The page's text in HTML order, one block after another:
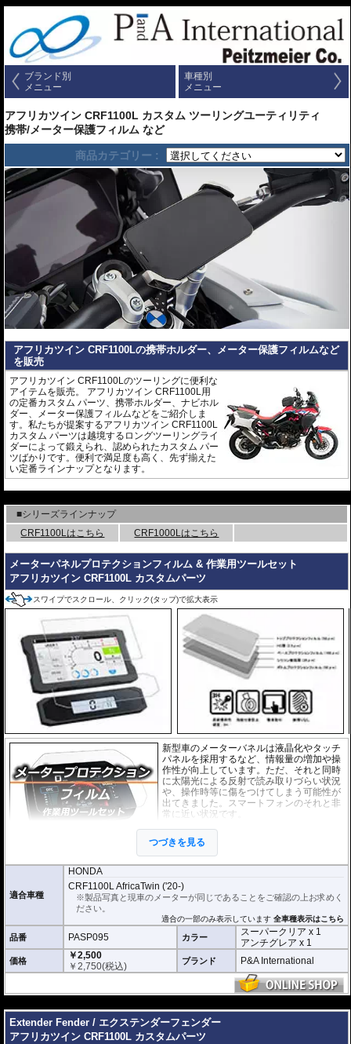
ブランド別
メニュー
車種別
メニュー
アフリカツイン CRF1100L カスタム ツーリングユーティリティ
携帯/メーター保護フィルム など
商品カテゴリー :
アフリカツイン CRF1100Lの携帯ホルダー、メーター保護フィルムなど
を販売
アフリカツイン CRF1100Lのツーリングに便利な
アイテムを販売。 アフリカツイン CRF1100L用
の定番カスタム パーツ、携帯ホルダー、ナビホル
ダー、メーター保護フィルムなどをご紹介しま
す。私たちが提案するアフリカツイン CRF1100L
カスタム パーツは越境するロングツーリングライ
ダーによって鍛えられ、認められたカスタム パー
ツばかりです。便利で満足度も高く、先ず揃えた
い定番ラインナップとなります。
■シリーズラインナップ
CRF1100Lはこちら
CRF1000Lはこちら
メーターパネルプロテクションフィルム & 作業用ツールセット
アフリカツイン CRF1100L カスタムパーツ
スワイプでスクロール、クリック(タップ)で拡大表示
新型車のメーターバネルは液晶化やタッチ
パネルを採用するなど、情報量の増加や操
作性が向上しています。ただ、それと同時
に太陽光による反射で読み取りづらい状況
や、操作時等に傷をつけてしまう可能性が
出てきました。スマートフォンのそれと非
常に近い状況です。
このメーターパネルプロテクションフィル
ムは不要な傷や汚れからメーターパネルを
保護します。
ーパークリアとアンチグレア)が入っており、それぞれ目的に合わせたものをご
利用いただけます。
スーパークリア :耐摩耗性が非常に高く、
透明性の高いフィルム。貼り付けてしまう
とメーターになじみ、フィルムの存在がほ
とんどわからなくなります。
アンチグレア :マット仕上げが施され、太
陽光などによる反射を軽減。視認性の低下
を防ぎ、メーターを読み取りやすくしま
す。もちろん傷に対しても有効です。
ニングクロス、細かい埃も除去する粘着シ
ート、気泡の混入を防ぎ、きれいに仕上げるスキージがセットになっていま
す。
つづきを見る
適合車種
HONDA
CRF1100L AfricaTwin ('20-)
※製品写真と現車のメーターが同じであることをご確認の上お求めく
ださい。
適合の一部のみ表示しています全車種表示はこちら
品番 PASP095 カラー
スーパークリア x 1
アンチグレア x 1
価格
￥2,500
￥2,750(税込) ブランド P&A International
Extender Fender / エクステンダーフェンダー
アフリカツイン CRF1100L カスタムパーツ